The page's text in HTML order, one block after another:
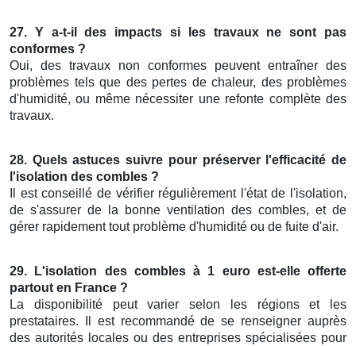
27. Y a-t-il des impacts si les travaux ne sont pas
conformes ?
Oui, des travaux non conformes peuvent entraîner des
problèmes tels que des pertes de chaleur, des problèmes
d'humidité, ou même nécessiter une refonte complète des
travaux.
28. Quels astuces suivre pour préserver l'efficacité de
l'isolation des combles ?
Il est conseillé de vérifier régulièrement l'état de l'isolation,
de s'assurer de la bonne ventilation des combles, et de
gérer rapidement tout problème d'humidité ou de fuite d'air.
29. L'isolation des combles à 1 euro est-elle offerte
partout en France ?
La disponibilité peut varier selon les régions et les
prestataires. Il est recommandé de se renseigner auprès
des autorités locales ou des entreprises spécialisées pour